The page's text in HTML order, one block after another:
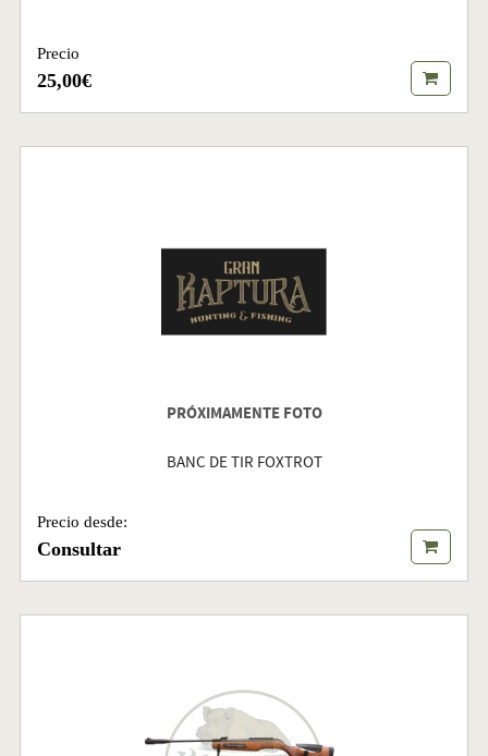
Precio
25,00€
PRÓXIMAMENTE FOTO
BANC DE TIR FOXTROT
Precio desde:
Consultar